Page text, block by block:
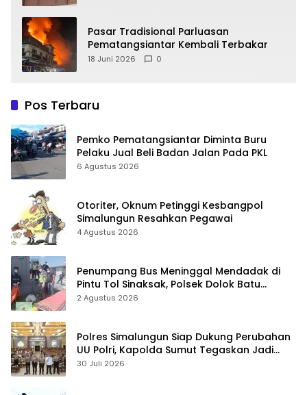
Pasar Tradisional Parluasan
Pematangsiantar Kembali Terbakar
18 Juni 2026 0
Pos Terbaru
Pemko Pematangsiantar Diminta Buru
Pelaku Jual Beli Badan Jalan Pada PKL
6 Agustus 2026
Otoriter, Oknum Petinggi Kesbangpol
Simalungun Resahkan Pegawai
4 Agustus 2026
Penumpang Bus Meninggal Mendadak di
Pintu Tol Sinaksak, Polsek Dolok Batu
Nanggar Gerak Cepat Olah TKP
2 Agustus 2026
Polres Simalungun Siap Dukung Perubahan
UU Polri, Kapolda Sumut Tegaskan Jadi
Fondasi Penguatan Profesionalisme dan
30 Juli 2026